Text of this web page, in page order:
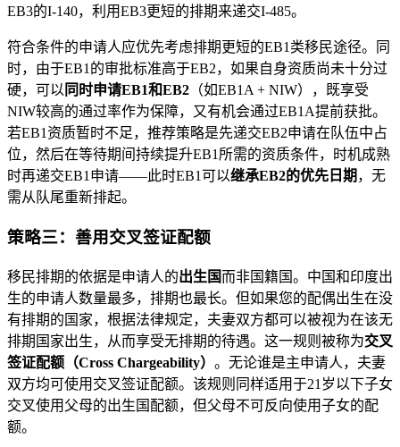
EB3的I-140，利用EB3更短的排期来递交I-485。
符合条件的申请人应优先考虑排期更短的EB1类移民途径。同
时，由于EB1的审批标准高于EB2，如果自身资质尚未十分过
硬，可以 同时申请EB1和EB2 （如EB1A + NIW），既享受
NIW较高的通过率作为保障，又有机会通过EB1A提前获批。
若EB1资质暂时不足，推荐策略是先递交EB2申请在队伍中占
位，然后在等待期间持续提升EB1所需的资质条件，时机成熟
时再递交EB1申请——此时EB1可以继承EB2的优先日期 ，无
需从队尾重新排起。
策略三：善用交叉签证配额
移民排期的依据是申请人的出生国 而非国籍国。中国和印度出
生的申请人数量最多，排期也最长。但如果您的配偶出生在没
有排期的国家，根据法律规定，夫妻双方都可以被视为在该无
排期国家出生，从而享受无排期的待遇。这一规则被称为交叉
签证配额（Cross Chargeability） 。无论谁是主申请人，夫妻
双方均可使用交叉签证配额。该规则同样适用于21岁以下子女
交叉使用父母的出生国配额，但父母不可反向使用子女的配
额。